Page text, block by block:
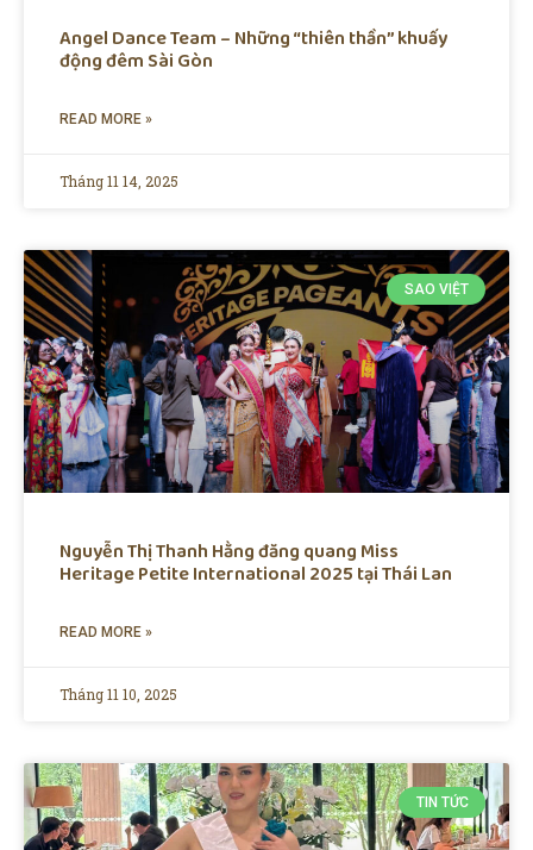
Angel Dance Team – Những “thiên thần” khuấy
động đêm Sài Gòn
READ MORE »
Tháng 11 14, 2025
SAO VIỆT
Nguyễn Thị Thanh Hằng đăng quang Miss
Heritage Petite International 2025 tại Thái Lan
READ MORE »
Tháng 11 10, 2025
TIN TỨC